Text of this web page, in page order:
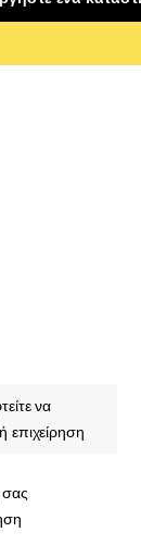
να
επιχείρηση
σας